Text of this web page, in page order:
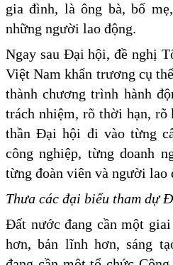
gia đình, là ông bà, bố
những người lao động.
Ngay sau Đại hội, đề nghị
Việt Nam khẩn trương cụ
thành chương trình hành
trách nhiệm, rõ thời hạn, rõ
thần Đại hội đi vào từng
công nghiệp, từng doanh
từng đoàn viên và người lao
Thưa các đại biểu tham dự
Đất nước đang cần một
hơn, bản lĩnh hơn, sáng